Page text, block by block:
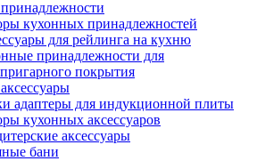
кухонных принадлежностей
для рейлинга на кухню
принадлежности для
покрытия
адаптеры для индукционной плиты
кухонных аксессуаров
аксессуары
бани